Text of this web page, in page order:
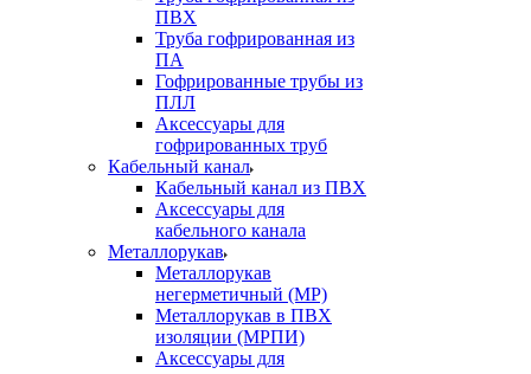
ПВХ
Труба гофрированная из
ПА
Гофрированные трубы из
ПЛЛ
Аксессуары для
гофрированных труб
Кабельный канал
Кабельный канал из ПВХ
Аксессуары для
кабельного канала
Металлорукав
Металлорукав
негерметичный (МР)
Металлорукав в ПВХ
изоляции (МРПИ)
Аксессуары для